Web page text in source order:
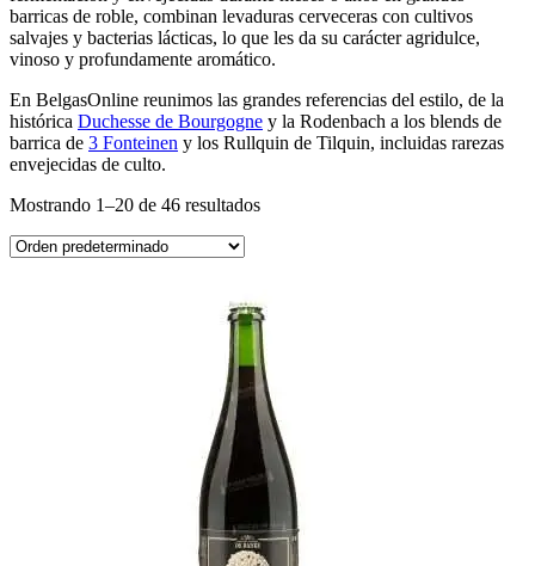
barricas de roble, combinan levaduras cerveceras con cultivos
salvajes y bacterias lácticas, lo que les da su carácter agridulce,
vinoso y profundamente aromático.
En BelgasOnline reunimos las grandes referencias del estilo, de la
histórica Duchesse de Bourgogne y la Rodenbach a los blends de
barrica de 3 Fonteinen y los Rullquin de Tilquin, incluidas rarezas
envejecidas de culto.
Mostrando 1–20 de 46 resultados